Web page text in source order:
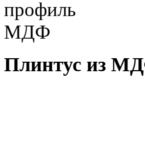
Плинтус из